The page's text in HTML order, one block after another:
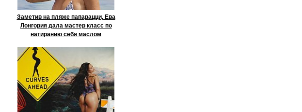
Заметив на пляже папарацци, Ева
Лонгория дала мастер класс по
натиранию себя маслом